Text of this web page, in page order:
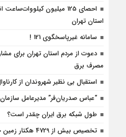
احصای 125 میلیون
استان تهران
سامانه غیرپاسخگوی 121 !
دعوت از مردم استان تهران برای
مصرف برق
استقبال بی نظیر شهروندان از
“عباس صدریان‌فر” مدیرعامل
طول شبکه برق ایران چقدر است؟
تخصیص بیش از